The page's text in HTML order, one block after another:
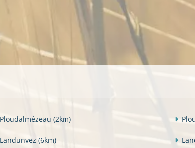
Ploudalmézeau (2km)
Landunvez (6km)